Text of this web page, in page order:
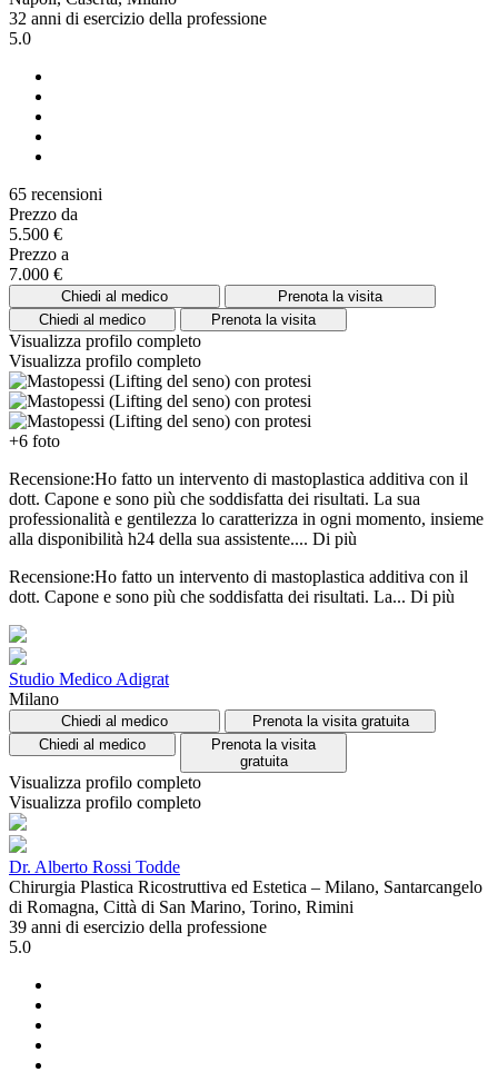
32 anni di esercizio della professione
5.0
65 recensioni
Prezzo da
5.500 €
Prezzo a
7.000 €
Chiedi al medico
Prenota la visita
Chiedi al medico
Prenota la visita
Visualizza profilo completo
Visualizza profilo completo
+6 foto
Recensione:Ho fatto un intervento di mastoplastica additiva con il
dott. Capone e sono più che soddisfatta dei risultati. La sua
professionalità e gentilezza lo caratterizza in ogni momento, insieme
alla disponibilità h24 della sua assistente.... Di più
Recensione:Ho fatto un intervento di mastoplastica additiva con il
dott. Capone e sono più che soddisfatta dei risultati. La... Di più
Studio Medico Adigrat
Milano
Chiedi al medico
Prenota la visita gratuita
Chiedi al medico
Prenota la visita
gratuita
Visualizza profilo completo
Visualizza profilo completo
Dr. Alberto Rossi Todde
Chirurgia Plastica Ricostruttiva ed Estetica – Milano, Santarcangelo
di Romagna, Città di San Marino, Torino, Rimini
39 anni di esercizio della professione
5.0